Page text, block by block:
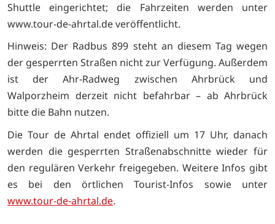
Shuttle eingerichtet; die Fahrzeiten werden unter
www.tour-de-ahrtal.de veröffentlicht.
Hinweis: Der Radbus 899 steht an diesem Tag wegen
der gesperrten Straßen nicht zur Verfügung. Außerdem
ist der Ahr-Radweg zwischen Ahrbrück und
Walporzheim derzeit nicht befahrbar – ab Ahrbrück
bitte die Bahn nutzen.
Die Tour de Ahrtal endet offiziell um 17 Uhr, danach
werden die gesperrten Straßenabschnitte wieder für
den regulären Verkehr freigegeben. Weitere Infos gibt
es bei den örtlichen Tourist-Infos sowie unter
www.tour-de-ahrtal.de.